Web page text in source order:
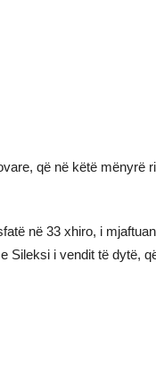
që në këtë mënyrë
në 33 xhiro, i
i vendit të dytë,